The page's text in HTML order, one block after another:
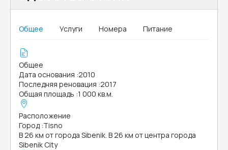
Общее Услуги Номера Питание
Общее
Дата основания :2010
Последняя реновация :2017
Общая площадь :1 000 кв.м.
Расположение
Город :Tisno
В 26 км от города Sibenik. В 26 км от центра города
Sibenik City